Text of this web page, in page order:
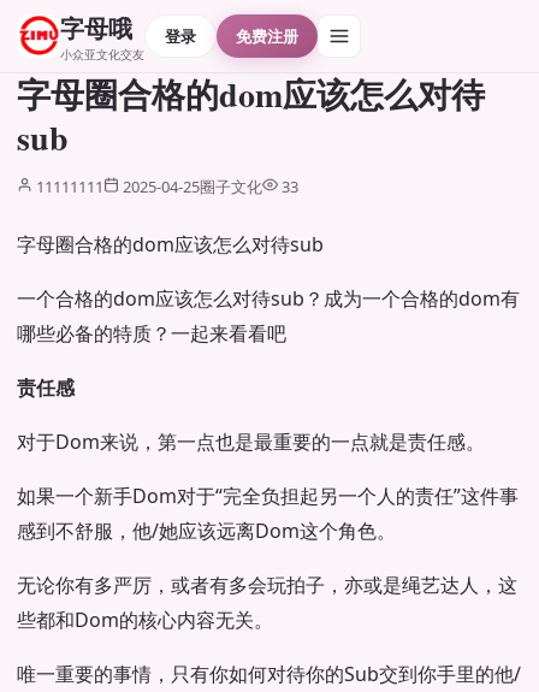
字母哦
小众亚文化交友
登录 免费注册
字母圈合格的dom应该怎么对待
sub
11111111 2025-04-25圈子文化 33
字母圈合格的dom应该怎么对待sub
一个合格的dom应该怎么对待sub？成为一个合格的dom有
哪些必备的特质？一起来看看吧
责任感
对于Dom来说，第一点也是最重要的一点就是责任感。
如果一个新手Dom对于“完全负担起另一个人的责任”这件事
感到不舒服，他/她应该远离Dom这个角色。
无论你有多严厉，或者有多会玩拍子，亦或是绳艺达人，这
些都和Dom的核心内容无关。
唯一重要的事情，只有你如何对待你的Sub交到你手里的他/